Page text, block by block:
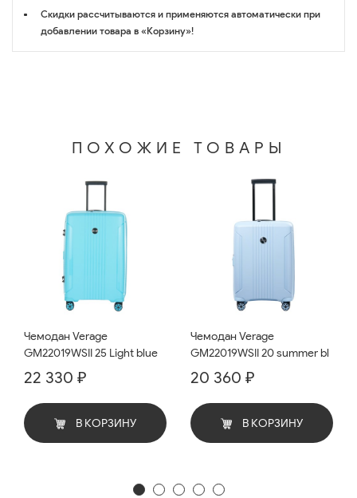
Скидки рассчитываются и применяются автоматически при
добавлении товара в «Корзину»!
ПОХОЖИЕ ТОВАРЫ
Чемодан Verage
GM22019WSII 25 Light blue
22 330 ₽
В КОРЗИНУ
Чемодан Verage
GM22019WSII 20 summer bl
20 360 ₽
В КОРЗИНУ